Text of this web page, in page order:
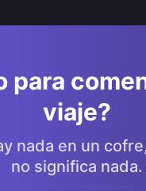
para
viaje?
nada en un
no significa nada.